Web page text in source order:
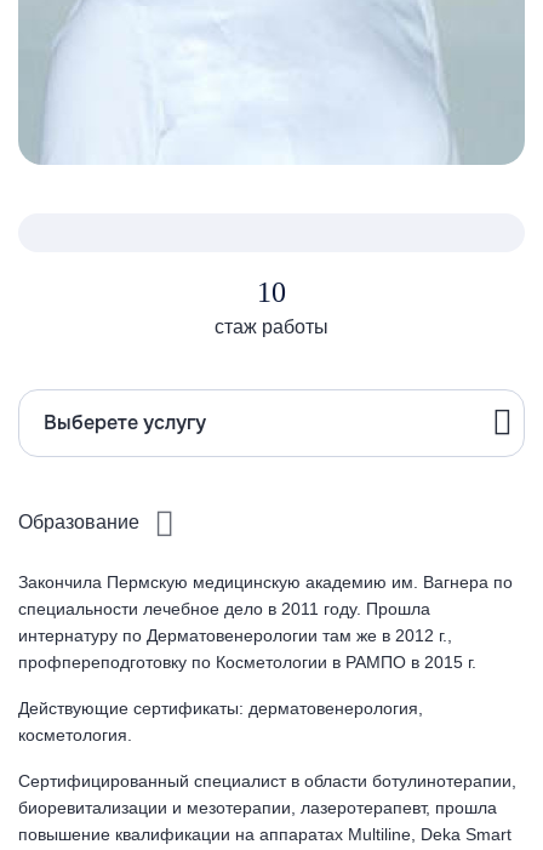
10
стаж работы
Выберете услугу
Образование
Закончила Пермскую медицинскую академию им. Вагнера по
специальности лечебное дело в 2011 году. Прошла
интернатуру по Дерматовенерологии там же в 2012 г.,
профпереподготовку по Косметологии в РАМПО в 2015 г.
Действующие сертификаты: дерматовенерология,
косметология.
Сертифицированный специалист в области ботулинотерапии,
биоревитализации и мезотерапии, лазеротерапевт, прошла
повышение квалификации на аппаратах Multiline, Deka Smart